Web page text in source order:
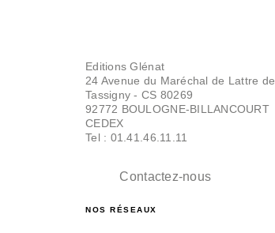
Editions Glénat
24 Avenue du Maréchal de Lattre de
Tassigny - CS 80269
92772 BOULOGNE-BILLANCOURT
CEDEX
Tel : 01.41.46.11.11
Contactez-nous
NOS RÉSEAUX